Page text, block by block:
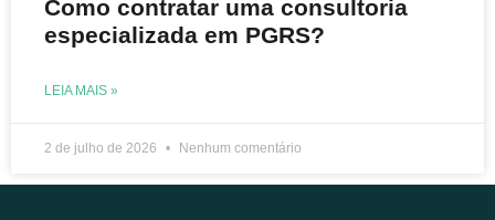
Como contratar uma consultoria
especializada em PGRS?
LEIA MAIS »
2 de julho de 2026 Nenhum comentário